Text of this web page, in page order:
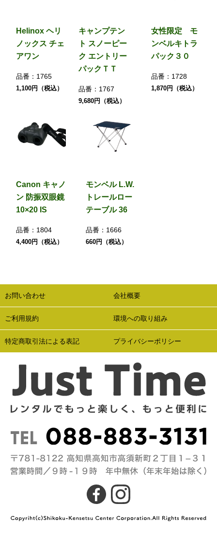
Helinox ヘリ
ノックス チェ
アワン
品番： 1765
1,100円（税込）
キャンプテン
ト スノーピー
ク エントリー
パックＴＴ
品番： 1767
9,680円（税込）
女性限定 モ
ンベルキトラ
パック３０
品番： 1728
1,870円（税込）
Canon キャノ
ン 防振双眼鏡
10×20 IS
品番： 1804
4,400円（税込）
モンベル L.W.
トレールロー
テーブル 36
品番： 1666
660円（税込）
お問い合わせ 会社概要
ご利用規約 環境への取り組み
特定商取引法による表記 プライバシーポリシー